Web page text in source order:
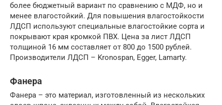
более бюджетный вариант по сравнению с МДФ, но и
менее влагостойкий. Для повышения влагостойкости
ЛДСП используют специальные влагостойкие сорта и
покрывают края кромкой ПВХ. Цена за лист ЛДСП
толщиной 16 мм составляет от 800 до 1500 рублей.
Производители ЛДСП – Kronospan, Egger, Lamarty.
Фанера
Фанера – это материал, изготовленный из нескольких